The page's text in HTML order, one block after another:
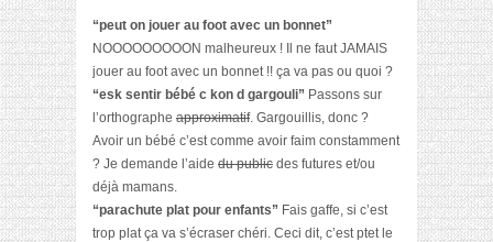
“peut on jouer au foot avec un bonnet”
NOOOOOOOOON malheureux ! Il ne faut JAMAIS
jouer au foot avec un bonnet !! ça va pas ou quoi ?
“esk sentir bébé c kon d gargouli” Passons sur
l’orthographe approximatif. Gargouillis, donc ?
Avoir un bébé c’est comme avoir faim constamment
? Je demande l’aide du public des futures et/ou
déjà mamans.
“parachute plat pour enfants” Fais gaffe, si c’est
trop plat ça va s’écraser chéri. Ceci dit, c’est ptet le